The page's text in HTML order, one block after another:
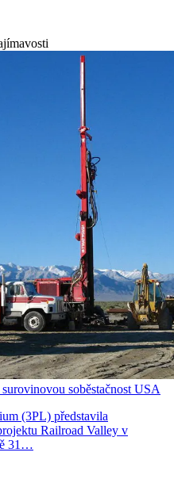
soběstačnost USA
(3PL) představila
Railroad Valley v
31…